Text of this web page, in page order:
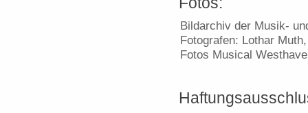
Bildarchiv der Musik-
Fotografen: Lothar
Fotos Musical